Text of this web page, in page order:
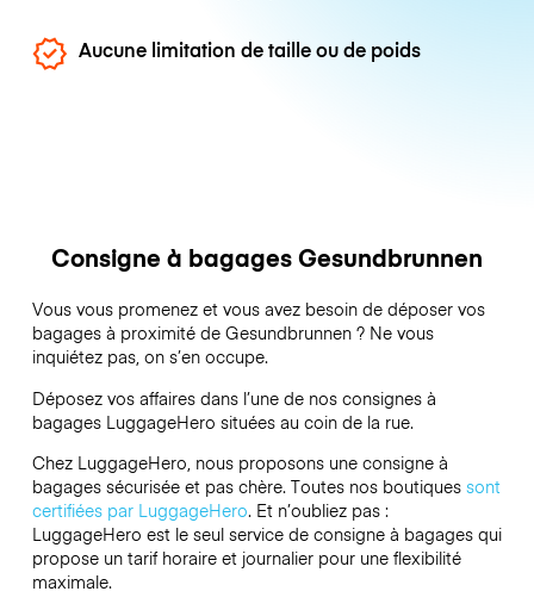
Aucune limitation de taille ou de poids
Consigne à bagages Gesundbrunnen
Vous vous promenez et vous avez besoin de déposer vos
bagages à proximité de Gesundbrunnen ? Ne vous
inquiétez pas, on s’en occupe.
Déposez vos affaires dans l’une de nos consignes à
bagages LuggageHero situées au coin de la rue.
Chez LuggageHero, nous proposons une consigne à
bagages sécurisée et pas chère. Toutes nos boutiques sont
certifiées par LuggageHero. Et n’oubliez pas :
LuggageHero est le seul service de consigne à bagages qui
propose un tarif horaire et journalier pour une flexibilité
maximale.